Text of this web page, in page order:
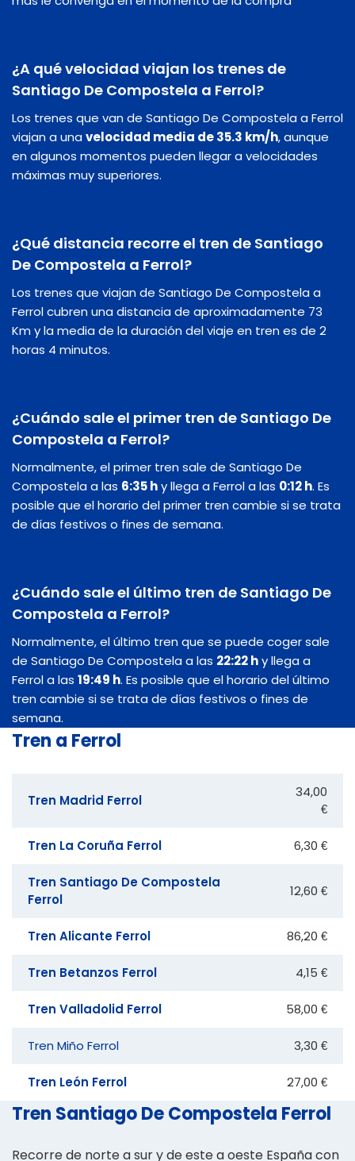
¿A qué velocidad viajan los trenes de
Santiago De Compostela a Ferrol?
Los trenes que van de Santiago De Compostela a Ferrol
viajan a unavelocidad media de 35.3 km/h, aunque
en algunos momentos pueden llegar a velocidades
máximas muy superiores.
¿Qué distancia recorre el tren de Santiago
De Compostela a Ferrol?
Los trenes que viajan de Santiago De Compostela a
Ferrol cubren una distancia de aproximadamente 73
Km y la media de la duración del viaje en tren es de 2
horas 4 minutos.
¿Cuándo sale el primer tren de Santiago De
Compostela a Ferrol?
Normalmente, el primer tren sale de Santiago De
Compostela a las 6:35 hy llega a Ferrol a las 0:12 h. Es
posible que el horario del primer tren cambie si se trata
de días festivos o fines de semana.
¿Cuándo sale el último tren de Santiago De
Compostela a Ferrol?
Normalmente, el último tren que se puede coger sale
de Santiago De Compostela a las 22:22 hy llega a
Ferrol a las 19:49 h. Es posible que el horario del último
tren cambie si se trata de días festivos o fines de
semana.
Tren a Ferrol
Tren Madrid Ferrol
34,00
€
Tren La Coruña Ferrol 6,30 €
Tren Santiago De Compostela
Ferrol
12,60 €
Tren Alicante Ferrol 86,20 €
Tren Betanzos Ferrol 4,15 €
Tren Valladolid Ferrol 58,00 €
Tren Miño Ferrol 3,30 €
Tren León Ferrol 27,00 €
Tren Santiago De Compostela Ferrol
Recorre de norte a sur y de este a oeste España con